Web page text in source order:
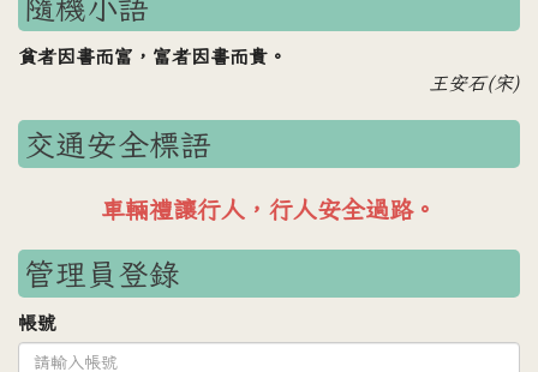
隨機小語
貧者因書而富，富者因書而貴。
王安石(宋)
交通安全標語
車輛禮讓行人，行人安全過路。
管理員登錄
帳號